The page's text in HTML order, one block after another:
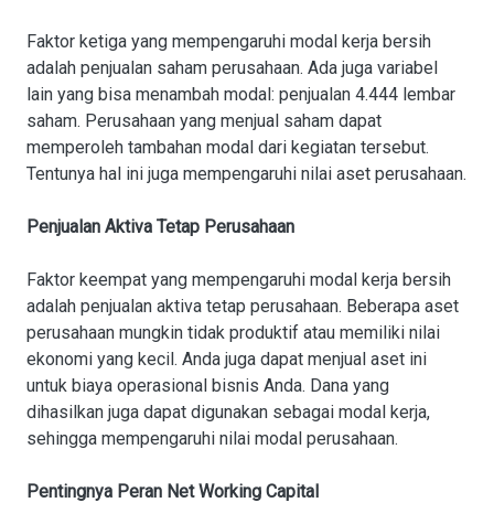
Faktor ketiga yang mempengaruhi modal kerja bersih
adalah penjualan saham perusahaan. Ada juga variabel
lain yang bisa menambah modal: penjualan 4.444 lembar
saham. Perusahaan yang menjual saham dapat
memperoleh tambahan modal dari kegiatan tersebut.
Tentunya hal ini juga mempengaruhi nilai aset perusahaan.
Penjualan Aktiva Tetap Perusahaan
Faktor keempat yang mempengaruhi modal kerja bersih
adalah penjualan aktiva tetap perusahaan. Beberapa aset
perusahaan mungkin tidak produktif atau memiliki nilai
ekonomi yang kecil. Anda juga dapat menjual aset ini
untuk biaya operasional bisnis Anda. Dana yang
dihasilkan juga dapat digunakan sebagai modal kerja,
sehingga mempengaruhi nilai modal perusahaan.
Pentingnya Peran Net Working Capital